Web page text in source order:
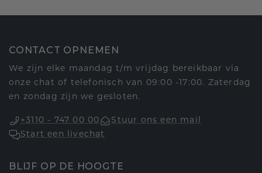
CONTACT OPNEMEN
We zijn elke maandag t/m vrijdag bereikbaar via
onze chat of telefonisch van 09:00 -17:00. Zaterdag
en zondag zijn we gesloten.
+3110 - 747 00 00
Stuur ons een mail
Start een livechat
BLIJF OP DE HOOGTE